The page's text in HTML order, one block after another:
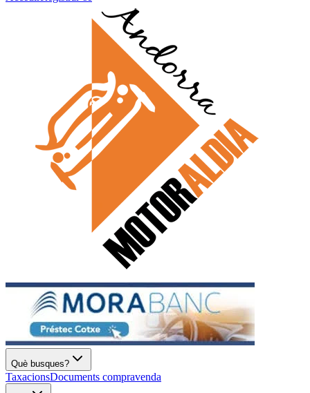
Què busques?
TaxacionsDocuments compravenda